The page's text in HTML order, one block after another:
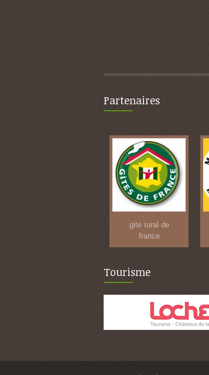
Partenaires
gite rural de
france
Tourisme